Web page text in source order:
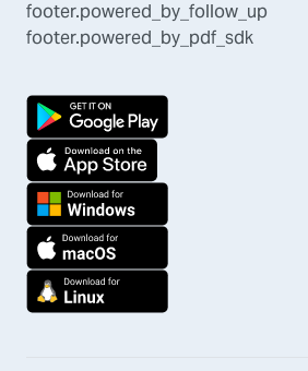
footer.powered_by_follow_up
footer.powered_by_pdf_sdk